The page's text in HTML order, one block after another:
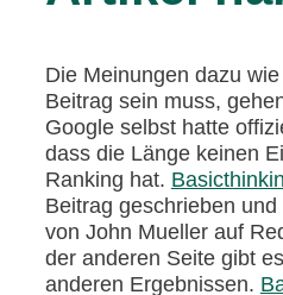
Die Meinungen dazu
Beitrag sein muss,
Google selbst hatte
dass die Länge keinen
Ranking hat.
Beitrag geschrieben
von John Mueller auf
der anderen Seite gibt
anderen Ergebnissen.